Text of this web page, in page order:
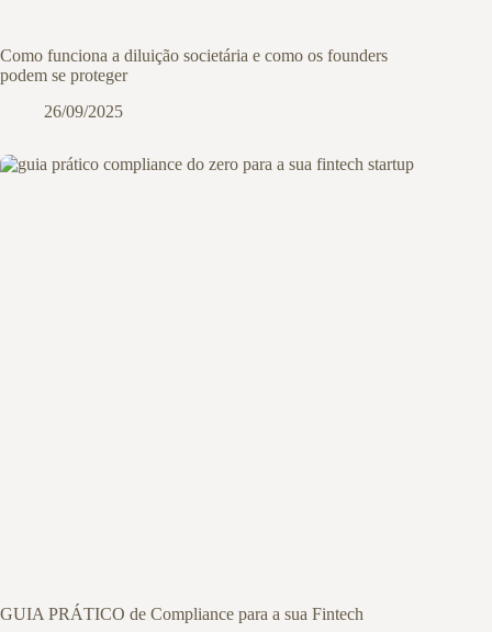
Como funciona a diluição societária e como os founders
podem se proteger
26/09/2025
GUIA PRÁTICO de Compliance para a sua Fintech